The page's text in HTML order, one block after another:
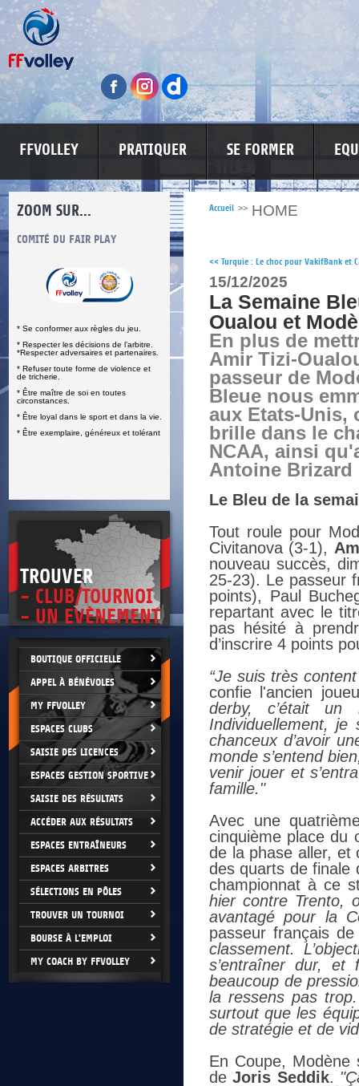
FFVOLLEY PRATIQUER SE FORMER
ZOOM SUR...
COMITÉ DU FAIR PLAY
* Se conformer aux règles du jeu.
* Respecter les décisions de l’arbitre.
*Respecter adversaires et partenaires.
* Refuser toute forme de violence et
de tricherie.
* Être maître de soi en toutes
circonstances.
* Être loyal dans le sport et dans la vie.
* Être exemplaire, généreux et tolérant
LUTTE CONTRE LES VIOLENCES
TROUVER
- CLUB/TOURNOI
- UN EVÈNEMENT
BOUTIQUE OFFICIELLE
APPEL À BÉNÉVOLES
MY FFVOLLEY
ESPACES CLUBS
SAISIE DES LICENCES
ESPACES GESTION SPORTIVE
SAISIE DES RÉSULTATS
ACCÉDER AUX RÉSULTATS
ESPACES ENTRAÎNEURS
ESPACES ARBITRES
SÉLECTIONS EN PÔLES
TROUVER UN TOURNOI
BOURSE À L'EMPLOI
MY COACH BY FFVOLLEY
Accueil >> HOME
<< Turquie : Le choc pour VakifBank et
15/12/2025
La Semaine
Oualou et
En plus de
Amir Tizi-
passeur de
Bleue nous
aux Etats-Unis,
brille dans le
NCAA, ainsi
Antoine Brizard
Le Bleu de la
Tout roule pour
Civitanova (3-1),
nouveau succès,
25-23). Le passeur
points), Paul
repartant avec le
pas hésité à
d’inscrire 4 points
“Je suis très
confie l'ancien
derby, c’était
Individuellement,
chanceux d’avoir
monde s’entend
venir jouer et
famille."
Avec une
cinquième place du
de la phase aller, et
des quarts de finale
championnat à ce
hier contre Trento,
avantagé pour la
passeur français
classement.
s’entraîner dur, et
beaucoup de
la ressens pas
surtout que les
de stratégie et de
En Coupe,
deJoris Seddik. "